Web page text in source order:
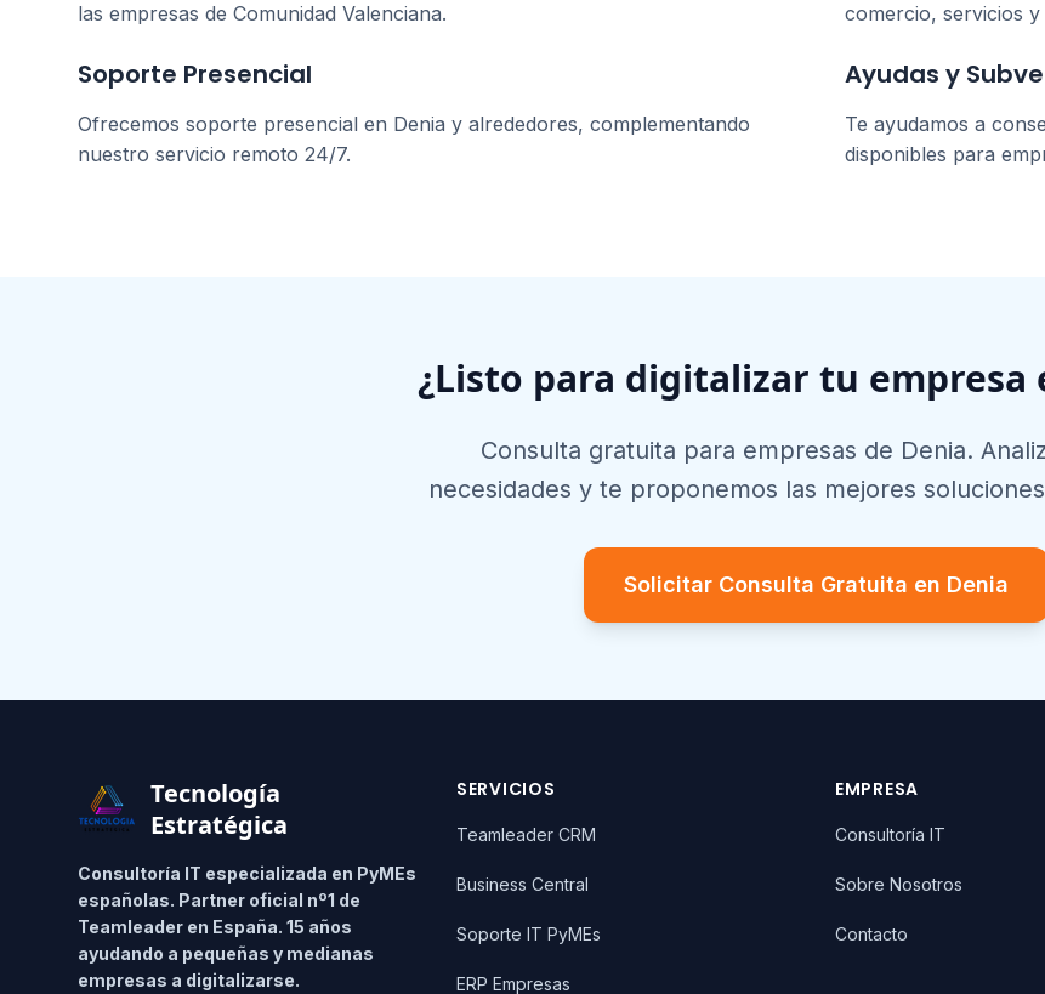
las empresas de Comunidad Valenciana.
Soporte Presencial
Ofrecemos soporte presencial en Denia y alrededores, complementando
nuestro servicio remoto 24/7.
comercio, servicios
Ayudas y
Te ayudamos a
disponibles para
¿Listo para digitalizar tu empresa
Consulta gratuita para empresas de Denia.
necesidades y te proponemos las mejores
Solicitar Consulta Gratuita en Denia
Tecnología
Estratégica
Consultoría IT especializada en PyMEs
españolas. Partner oficial nº1 de
Teamleader en España. 15 años
ayudando a pequeñas y medianas
empresas a digitalizarse.
SERVICIOS
Teamleader CRM
Business Central
Soporte IT PyMEs
ERP Empresas
EMPRESA
Consultoría IT
Sobre Nosotros
Contacto